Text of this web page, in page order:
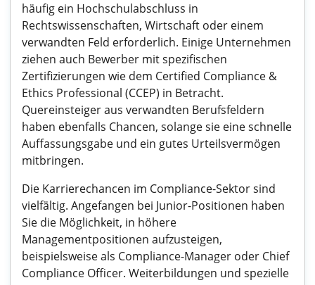
häufig ein Hochschulabschluss in
Rechtswissenschaften, Wirtschaft oder einem
verwandten Feld erforderlich. Einige Unternehmen
ziehen auch Bewerber mit spezifischen
Zertifizierungen wie dem Certified Compliance &
Ethics Professional (CCEP) in Betracht.
Quereinsteiger aus verwandten Berufsfeldern
haben ebenfalls Chancen, solange sie eine schnelle
Auffassungsgabe und ein gutes Urteilsvermögen
mitbringen.
Die Karrierechancen im Compliance-Sektor sind
vielfältig. Angefangen bei Junior-Positionen haben
Sie die Möglichkeit, in höhere
Managementpositionen aufzusteigen,
beispielsweise als Compliance-Manager oder Chief
Compliance Officer. Weiterbildungen und spezielle